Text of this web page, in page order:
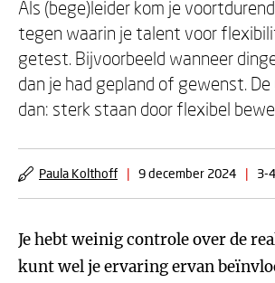
Als (bege)leider kom je
tegen waarin je talent voor
getest. Bijvoorbeeld wanneer
dan je had gepland of gewenst.
dan: sterk staan door flexibel
Paula Kolthoff | 9 december 2024 | 3-
Je hebt weinig controle over de
kunt wel je ervaring ervan